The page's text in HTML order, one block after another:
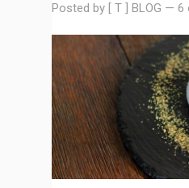
Posted by [ T ] BLOG — 6